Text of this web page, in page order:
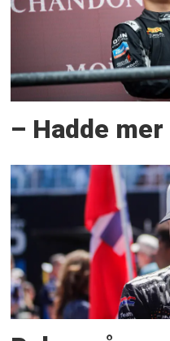
– Hadde mer